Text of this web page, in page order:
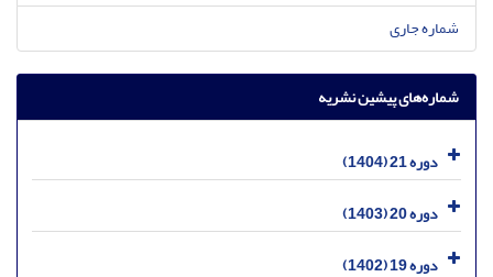
شماره جاری
شماره‌های پیشین نشریه
دوره 21 (1404)
دوره 20 (1403)
دوره 19 (1402)